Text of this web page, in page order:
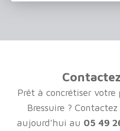
Prêt à concrétiser
Bressuire ?
aujourd'hui au 05 49